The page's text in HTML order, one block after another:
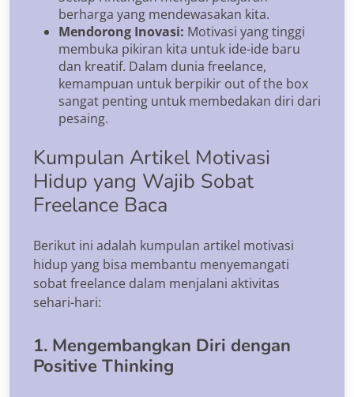
berharga yang mendewasakan kita.
Mendorong Inovasi: Motivasi yang tinggi
membuka pikiran kita untuk ide-ide baru
dan kreatif. Dalam dunia freelance,
kemampuan untuk berpikir out of the box
sangat penting untuk membedakan diri dari
pesaing.
Kumpulan Artikel Motivasi
Hidup yang Wajib Sobat
Freelance Baca
Berikut ini adalah kumpulan artikel motivasi
hidup yang bisa membantu menyemangati
sobat freelance dalam menjalani aktivitas
sehari-hari:
1. Mengembangkan Diri dengan
Positive Thinking